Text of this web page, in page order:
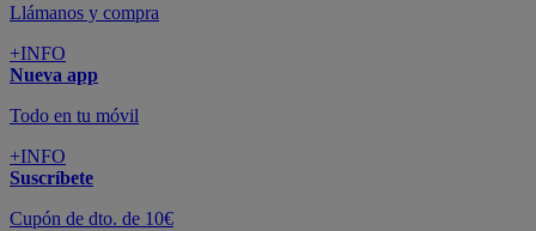
Llámanos y compra
+INFO
Nueva app
Todo en tu móvil
+INFO
Suscríbete
Cupón de dto. de 10€